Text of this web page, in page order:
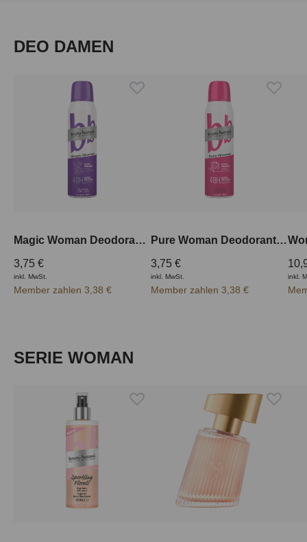
Produktgalerie überspringen
DEO DAMEN
Magic Woman Deodorant 150 ml
3,75 €
inkl. MwSt.
Member zahlen 3,38 €
Pure Woman Deodorant 150 ml
3,75 €
inkl. MwSt.
Member zahlen 3,38 €
inkl.
Produktgalerie überspringen
SERIE WOMAN